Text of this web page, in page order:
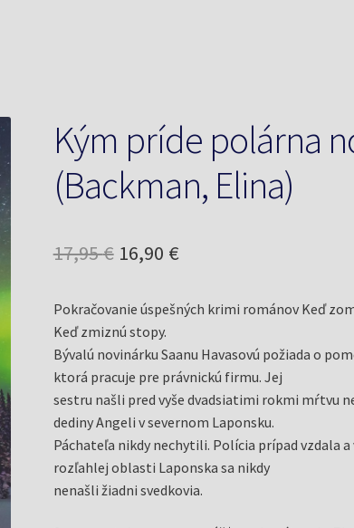
Kým príde polárna
(Backman, Elina)
17,95€ Pôvodná
bola:
17,95 €.
16,90 €Aktuálna
je:
16,90 €.
Pokračovanie úspešných krimi románov Keď
Keď zmiznú stopy.
Bývalú novinárku Saanu Havasovú požiada o
ktorá pracuje pre právnickú firmu. Jej
sestru našli pred vyše dvadsiatimi rokmi mŕtvu
dediny Angeli v severnom Laponsku.
Páchateľa nikdy nechytili. Polícia prípad vzdala
rozľahlej oblasti Laponska sa nikdy
nenašli žiadni svedkovia.